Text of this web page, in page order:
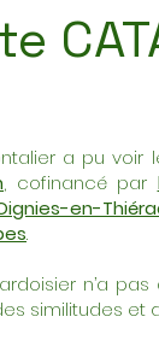
a pu
, cofinancé par
en-
.
n’a
similitudes et